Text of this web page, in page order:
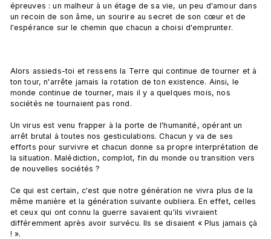
épreuves : un malheur à un étage de sa vie, un peu d'amour dans
un recoin de son âme, un sourire au secret de son cœur et de
l'espérance sur le chemin que chacun a choisi d'emprunter.
Alors assieds-toi et ressens la Terre qui continue de tourner et à
ton tour, n'arrête jamais la rotation de ton existence. Ainsi, le
monde continue de tourner, mais il y a quelques mois, nos
sociétés ne tournaient pas rond.
Un virus est venu frapper à la porte de l'humanité, opérant un
arrêt brutal à toutes nos gesticulations. Chacun y va de ses
efforts pour survivre et chacun donne sa propre interprétation de
la situation. Malédiction, complot, fin du monde ou transition vers
de nouvelles sociétés ?
Ce qui est certain, c'est que notre génération ne vivra plus de la
même manière et la génération suivante oubliera. En effet, celles
et ceux qui ont connu la guerre savaient qu'ils vivraient
différemment après avoir survécu. Ils se disaient « Plus jamais çà
! ».